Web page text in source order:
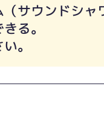
サウンドシャ
る。
。